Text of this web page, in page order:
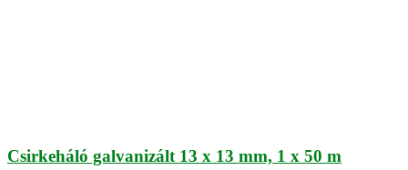
Csirkeháló galvanizált 13 x 13 mm, 1 x 50 m